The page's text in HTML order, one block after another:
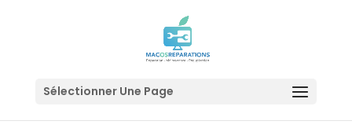
Sélectionner Une Page